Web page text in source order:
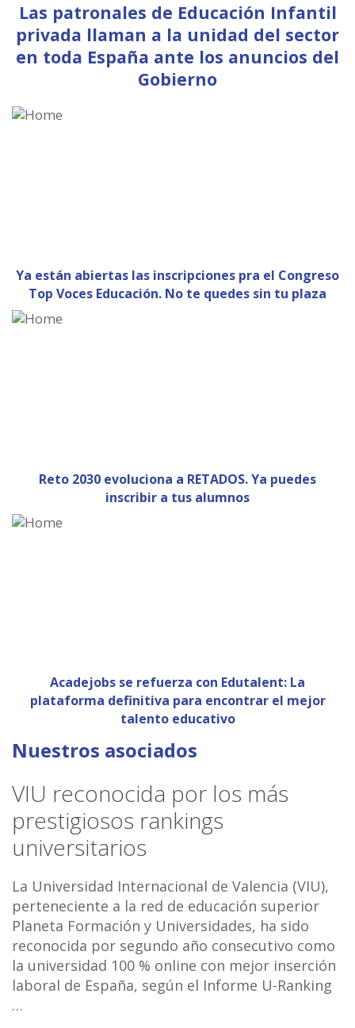
Las patronales de Educación Infantil
privada llaman a la unidad del sector
en toda España ante los anuncios del
Gobierno
Ya están abiertas las inscripciones pra el Congreso
Top Voces Educación. No te quedes sin tu plaza
Reto 2030 evoluciona a RETADOS. Ya puedes
inscribir a tus alumnos
Acadejobs se refuerza con Edutalent: La
plataforma definitiva para encontrar el mejor
talento educativo
Nuestros asociados
VIU reconocida por los más
prestigiosos rankings
universitarios
La Universidad Internacional de Valencia (VIU),
perteneciente a la red de educación superior
Planeta Formación y Universidades, ha sido
reconocida por segundo año consecutivo como
la universidad 100 % online con mejor inserción
laboral de España, según el Informe U-Ranking
…